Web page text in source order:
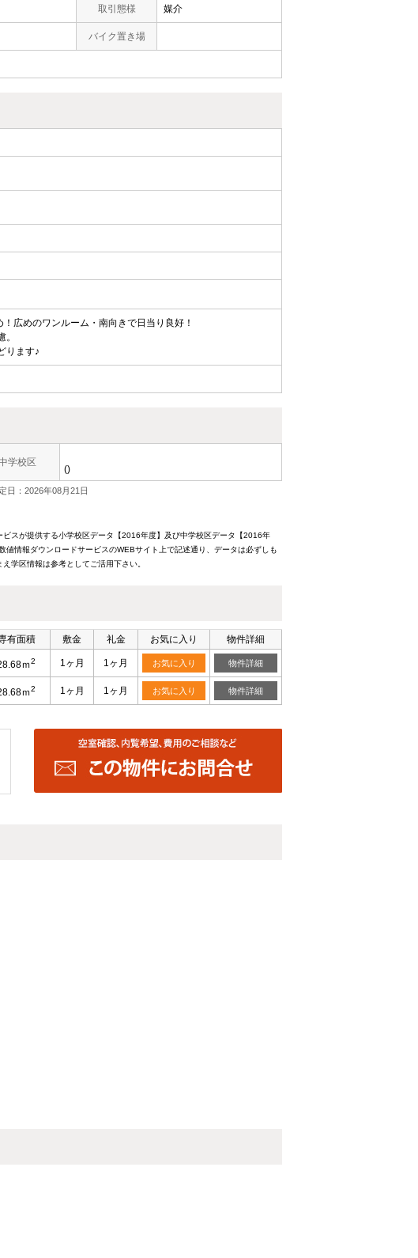
取引態様 媒介
バイク置き場
広めのワンルーム・南向きで日当り良好！
ります♪
学校区
()
日：2026年08月21日
スが提供する小学校区データ【2016年度】及び中学校区データ【2016年
情報ダウンロードサービスのWEBサイト上で記述通り、データは必ずしも
学区情報は参考としてご活用下さい。
有面積 敷金 礼金 お気に入り 物件詳細
ｍ2 1ヶ月 1ヶ月 お気に入り 物件詳細
ｍ2 1ヶ月 1ヶ月 お気に入り 物件詳細